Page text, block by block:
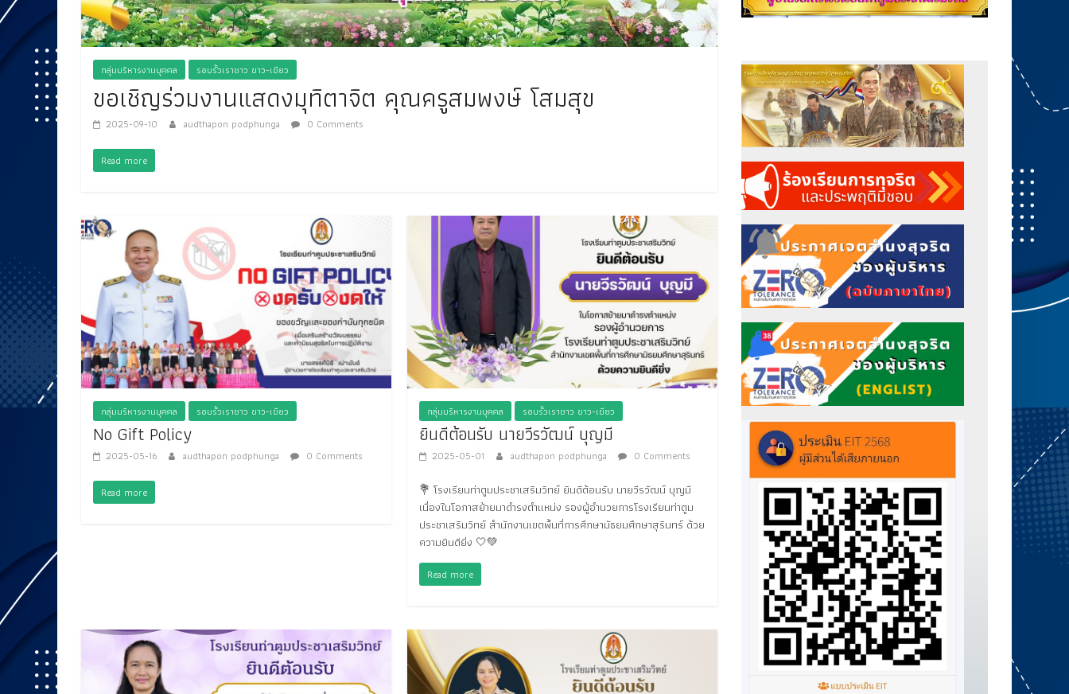
กลุ่มบริหารงานบุคคล รอบรั้วเราชาว ขาว-เขียว
ขอเชิญร่วมงานแสดงมุทิตาจิต คุณครูสมพงษ์ โสมสุข
2025-09-10 audthapon podphunga 0 Comments
Read more
กลุ่มบริหารงานบุคคล รอบรั้วเราชาว ขาว-เขียว
No Gift Policy
2025-05-16 audthapon podphunga 0 Comments
Read more
กลุ่มบริหารงานบุคคล รอบรั้วเราชาว ขาว-เขียว
ยินดีต้อนรับ นายวีรวัฒน์ บุญมี
2025-05-01 audthapon podphunga 0 Comments
💐 โรงเรียนท่าตูมประชาเสริมวิทย์ ยินดีต้อนรับ นายวีรวัฒน์ บุญมี
เนื่องในโอกาสย้ายมาดำรงตำแหน่ง รองผู้อำนวยการโรงเรียนท่าตูม
ประชาเสริมวิทย์ สำนักงานเขตพื้นที่การศึกษามัธยมศึกษาสุรินทร์ ด้วย
ความยินดียิ่ง 🤍💚
Read more